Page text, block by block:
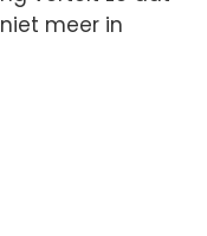
meer in